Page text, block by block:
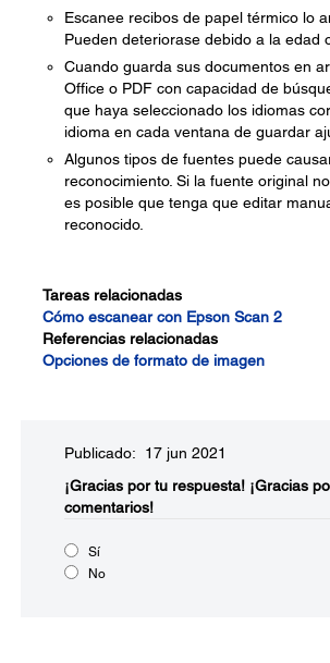
Escanee recibos de papel térmico lo
Pueden deteriorase debido a la edad
Cuando guarda sus documentos en
Office o PDF con capacidad de
que haya seleccionado los idiomas
idioma en cada ventana de guardar
Algunos tipos de fuentes puede
reconocimiento. Si la fuente original
es posible que tenga que editar
reconocido.
Tareas relacionadas
Cómo escanear con Epson Scan 2
Referencias relacionadas
Opciones de formato de imagen
Publicado: 17 jun 2021
¡Gracias por tu respuesta! ¡Gracias
comentarios!
Sí
No